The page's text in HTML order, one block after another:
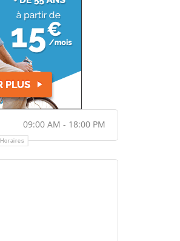
09:00 AM - 18:00 PM
Horaires